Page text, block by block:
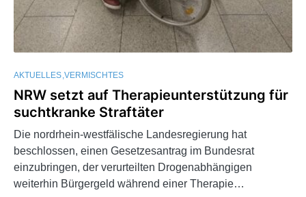
AKTUELLES VERMISCHTES
NRW setzt auf Therapieunterstützung für
suchtkranke Straftäter
Die nordrhein-westfälische Landesregierung hat
beschlossen, einen Gesetzesantrag im Bundesrat
einzubringen, der verurteilten Drogenabhängigen
weiterhin Bürgergeld während einer Therapie…